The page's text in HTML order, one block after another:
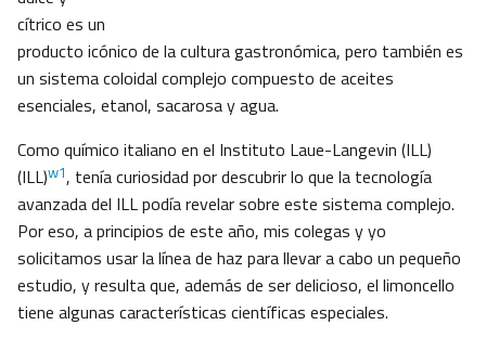
cítrico es un
producto icónico de la cultura gastronómica, pero también es
un sistema coloidal complejo compuesto de aceites
esenciales, etanol, sacarosa y agua.
Como químico italiano en el Instituto Laue-Langevin (ILL)
(ILL)w1, tenía curiosidad por descubrir lo que la tecnología
avanzada del ILL podía revelar sobre este sistema complejo.
Por eso, a principios de este año, mis colegas y yo
solicitamos usar la línea de haz para llevar a cabo un pequeño
estudio, y resulta que, además de ser delicioso, el limoncello
tiene algunas características científicas especiales.